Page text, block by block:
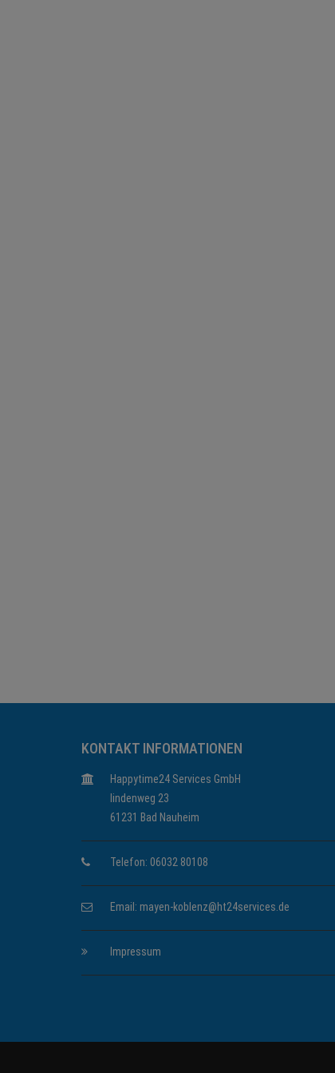
KONTAKT INFORMATIONEN
Happytime24 Services GmbH
lindenweg 23
61231 Bad Nauheim
Telefon: 06032 80108
Email: mayen-koblenz@ht24services.de
Impressum